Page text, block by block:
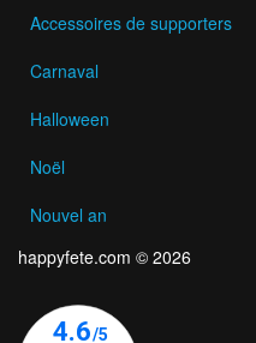
Accessoires de supporters
Carnaval
Halloween
Noël
Nouvel an
happyfete.com © 2026